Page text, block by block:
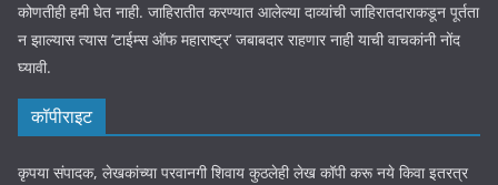
कोणतीही हमी घेत नाही. जाहिरातीत करण्यात आलेल्या दाव्यांची जाहिरातदाराकडून पूर्तता
न झाल्यास त्यास ‘टाईम्स ऑफ महाराष्ट्र’ जबाबदार राहणार नाही याची वाचकांनी नोंद
घ्यावी.
कॉपीराइट
कृपया संपादक, लेखकांच्या परवानगी शिवाय कुठलेही लेख कॉपी करू नये किवा इतरत्र